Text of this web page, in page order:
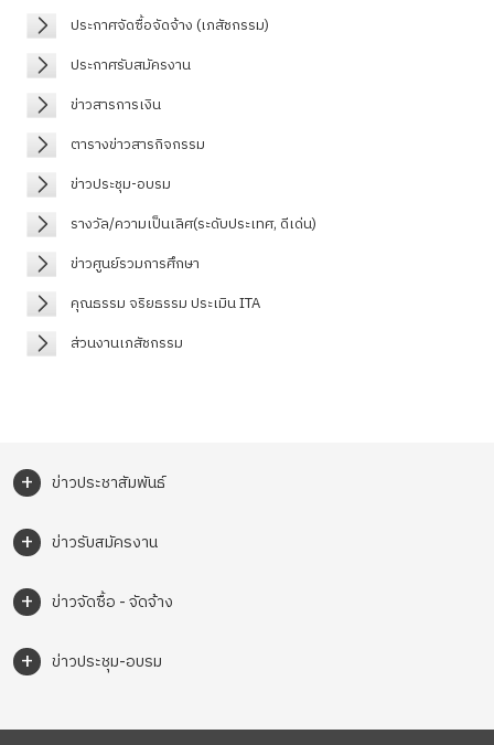
ประกาศจัดซื้อจัดจ้าง (เภสัชกรรม)
ประกาศรับสมัครงาน
ข่าวสารการเงิน
ตารางข่าวสารกิจกรรม
ข่าวประชุม-อบรม
รางวัล/ความเป็นเลิศ(ระดับประเทศ, ดีเด่น)
ข่าวศูนย์รวมการศึกษา
คุณธรรม จริยธรรม ประเมิน ITA
ส่วนงานเภสัชกรรม
+ ข่าวประชาสัมพันธ์
+ ข่าวรับสมัครงาน
+ ข่าวจัดซื้อ - จัดจ้าง
+ ข่าวประชุม-อบรม